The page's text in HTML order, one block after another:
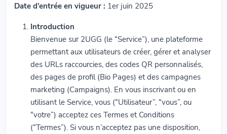
Date d’entrée en vigueur : 1er juin 2025
Introduction
Bienvenue sur 2UGG (le “Service”), une plateforme
permettant aux utilisateurs de créer, gérer et analyser
des URLs raccourcies, des codes QR personnalisés,
des pages de profil (Bio Pages) et des campagnes
marketing (Campaigns). En vous inscrivant ou en
utilisant le Service, vous (“Utilisateur”, “vous”, ou
“votre”) acceptez ces Termes et Conditions
(“Termes”). Si vous n’acceptez pas une disposition,